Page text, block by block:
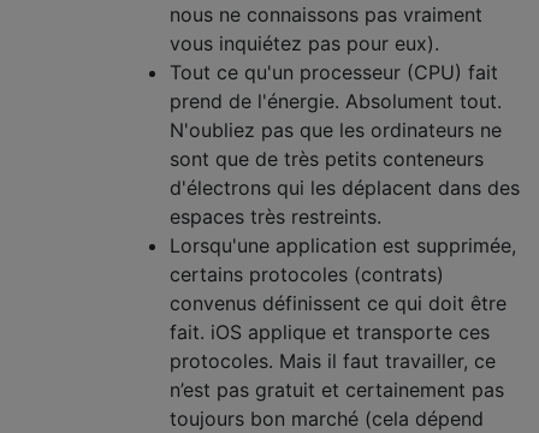
nous ne connaissons pas vraiment
vous inquiétez pas pour eux).
Tout ce qu'un processeur (CPU) fait
prend de l'énergie. Absolument tout.
N'oubliez pas que les ordinateurs ne
sont que de très petits conteneurs
d'électrons qui les déplacent dans des
espaces très restreints.
Lorsqu'une application est supprimée,
certains protocoles (contrats)
convenus définissent ce qui doit être
fait. iOS applique et transporte ces
protocoles. Mais il faut travailler, ce
n’est pas gratuit et certainement pas
toujours bon marché (cela dépend